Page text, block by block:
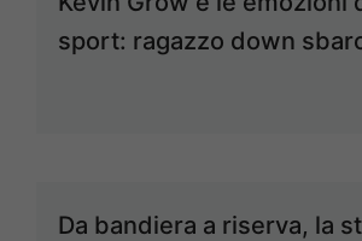
sport: ragazzo down
Da bandiera a riserva, la